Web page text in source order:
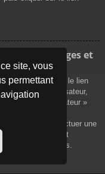
site, vous
permettant
messages et
en cliquant sur le lien
contrôle de l’utilisateur,
de l’utilisateur »
sur le menu
forum. Pour effectuer une
avancée et
sont disponibles.